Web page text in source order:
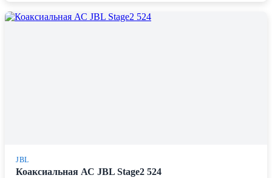
JBL
Коаксиальная АС JBL Stage2 524